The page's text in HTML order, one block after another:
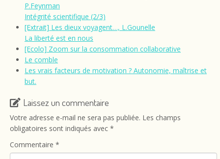
P.Feynman
Intégrité scientifique (2/3)
[Extrait] Les dieux voyagent…, L.Gounelle
La liberté est en nous
[Ecolo] Zoom sur la consommation collaborative
Le comble
Les vrais facteurs de motivation ? Autonomie, maîtrise et
but.
Laissez un commentaire
Votre adresse e-mail ne sera pas publiée. Les champs
obligatoires sont indiqués avec *
Commentaire *